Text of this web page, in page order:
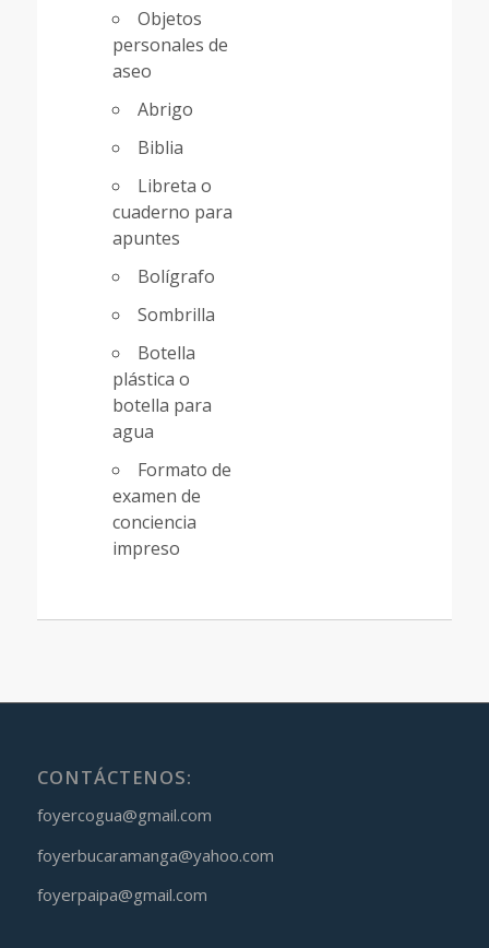
Objetos
personales de
aseo
Abrigo
Biblia
Libreta o
cuaderno para
apuntes
Bolígrafo
Sombrilla
Botella
plástica o
botella para
agua
Formato de
examen de
conciencia
impreso
CONTÁCTENOS:
foyercogua@gmail.com
foyerbucaramanga@yahoo.com
foyerpaipa@gmail.com